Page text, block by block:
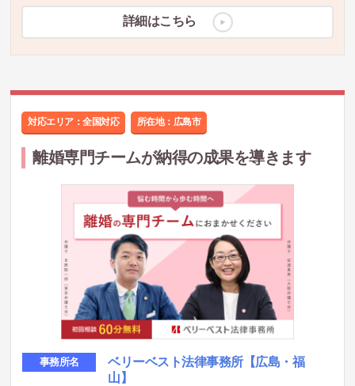
詳細はこちら
対応エリア：全国対応 所在地： 広島市
離婚専門チームが納得の成果を導きます
事務所名 ベリーベスト法律事務所【広島・福
山】